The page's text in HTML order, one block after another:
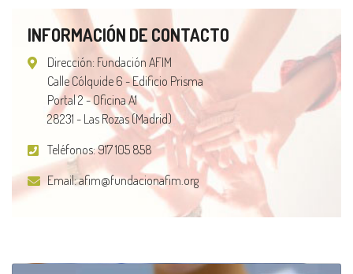
INFORMACIÓN DE CONTACTO
Dirección: Fundación AFIM
Calle Cólquide 6 - Edificio Prisma
Portal 2 - Oficina A1
28231 - Las Rozas (Madrid)
Teléfonos:917 105 858
Email:afim@fundacionafim.org